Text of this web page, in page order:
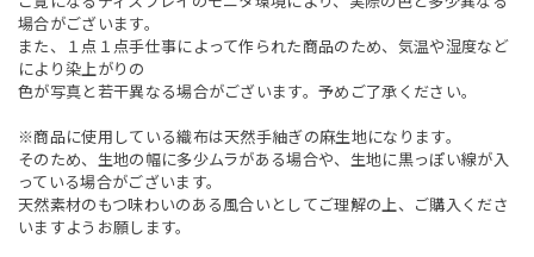
場合がございます。
また、１点１点手仕事によって作られた商品のため、気温や湿度など
により染上がりの
色が写真と若干異なる場合がございます。予めご了承ください。
※商品に使用している織布は天然手紬ぎの麻生地になります。
そのため、生地の幅に多少ムラがある場合や、生地に黒っぽい線が入
っている場合がございます。
天然素材のもつ味わいのある風合いとしてご理解の上、ご購入くださ
いますようお願します。